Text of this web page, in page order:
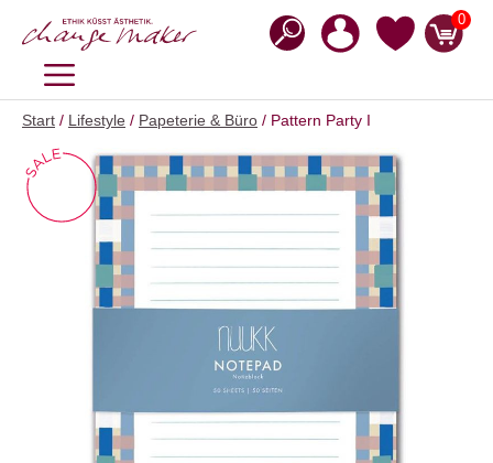
Inhalt
0
MENÜ
Start / Lifestyle / Papeterie & Büro / Pattern Party I